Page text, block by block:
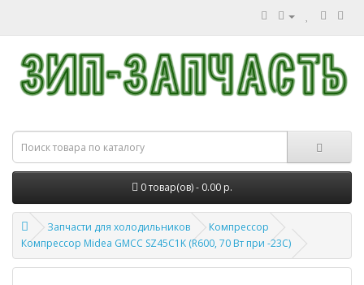
0 товар(ов) - 0.00 р.
Запчасти для холодильников
Компрессор
Компрессор Midea GMCC SZ45C1K (R600, 70 Вт при -23С)